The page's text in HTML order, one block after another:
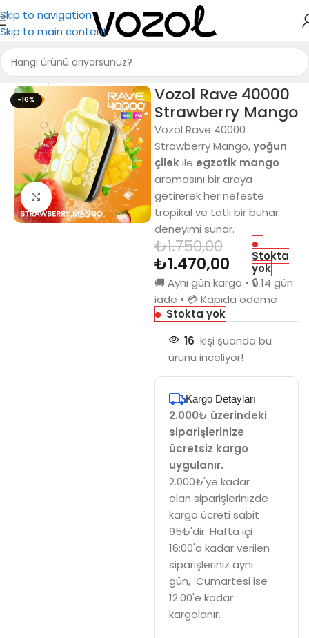
Skip to navigation
Skip to main content
Ana Sayfa Puff Bar
-16%
Büyütmek için tıkla
Vozol Rave 40000
Strawberry Mango
Vozol Rave 40000
Strawberry Mango,yoğun
çilekile egzotik mango
aromasını bir araya
getirerek her nefeste
tropikal ve tatlı bir buhar
deneyimi sunar.
₺1.750,00
₺1.470,00
Stokta
yok
🚚 Aynı gün kargo • 🔒 14 gün
iade • 💳 Kapıda ödeme
Stokta yok
16 kişi şuanda bu
ürünü inceliyor!
Kargo Detayları
2.000₺ üzerindeki
siparişlerinize
ücretsiz kargo
uygulanır.
2.000₺'ye kadar
olan siparişlerinizde
kargo ücreti sabit
95₺'dir. Hafta içi
16:00'a kadar verilen
siparişleriniz aynı
gün, Cumartesi ise
12:00'e kadar
kargolanır.